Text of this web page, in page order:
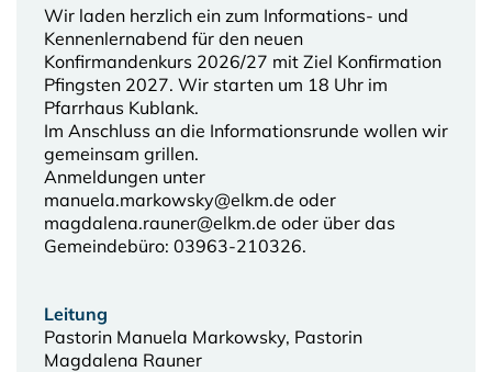
Wir laden herzlich ein zum Informations- und
Kennenlernabend für den neuen
Konfirmandenkurs 2026/27 mit Ziel Konfirmation
Pfingsten 2027. Wir starten um 18 Uhr im
Pfarrhaus Kublank.
Im Anschluss an die Informationsrunde wollen wir
gemeinsam grillen.
Anmeldungen unter
manuela.markowsky@elkm.de oder
magdalena.rauner@elkm.de oder über das
Gemeindebüro: 03963-210326.
Leitung
Pastorin Manuela Markowsky, Pastorin
Magdalena Rauner